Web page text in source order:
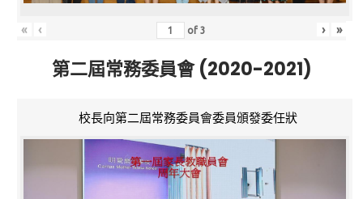
« ‹ of3 › »
第二屆常務委員會 (2020-2021)
校長向第二屆常務委員會委員頒發委任狀